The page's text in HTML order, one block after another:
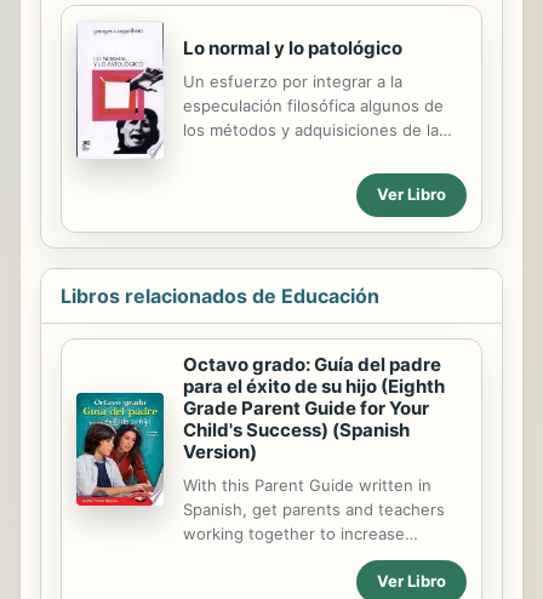
Lo normal y lo patológico
Un esfuerzo por integrar a la
especulación filosófica algunos de
los métodos y adquisiciones de la
renovación de conceptos
metodológicos en la historia de la
aspecto, su ritmo y su temporalidad
específica. Lo importante es
reconocer, a través de la sucesión
de las teorías, la persistencia del
Ver Libro
Libros relacionados de Educación
Octavo grado: Guía del padre
para el éxito de su hijo (Eighth
Grade Parent Guide for Your
Child's Success) (Spanish
Version)
With this Parent Guide written in
Spanish, get parents and teachers
working together to increase
student achievement. This helpful
guide allows Spanish-speaking
Ver Libro